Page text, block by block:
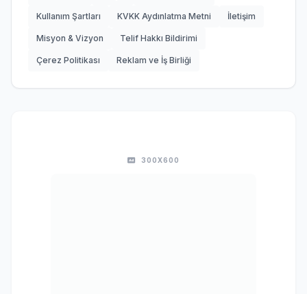
Kullanım Şartları KVKK Aydınlatma Metni İletişim
Misyon & Vizyon Telif Hakkı Bildirimi
Çerez Politikası Reklam ve İş Birliği
300X600